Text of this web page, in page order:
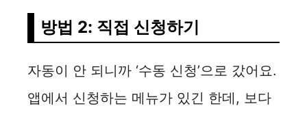
방법 2: 직접 신청하기
자동이 안 되니까 ‘수동 신청’으로 갔어요.
앱에서 신청하는 메뉴가 있긴 한데, 보다